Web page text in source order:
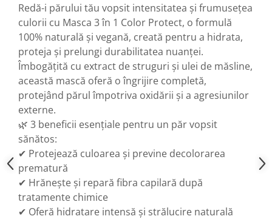
Redă-i părului tău vopsit intensitatea și frumusețea
culorii cu Masca 3 în 1 Color Protect, o formulă
100% naturală și vegană, creată pentru a hidrata,
proteja și prelungi durabilitatea nuanței.
Îmbogățită cu extract de struguri și ulei de măsline,
această mască oferă o îngrijire completă,
protejând părul împotriva oxidării și a agresiunilor
externe.
🌿 3 beneficii esențiale pentru un păr vopsit
sănătos:
✔ Protejează culoarea și previne decolorarea
prematură
✔ Hrănește și repară fibra capilară după
tratamente chimice
✔ Oferă hidratare intensă și strălucire naturală